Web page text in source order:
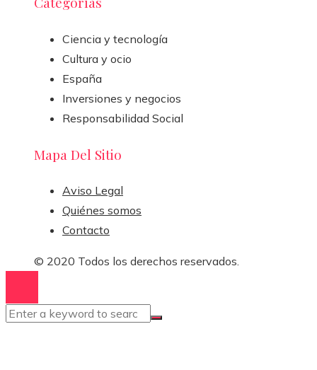
Ciencia y tecnología
Cultura y ocio
España
Inversiones y negocios
Responsabilidad Social
Mapa Del Sitio
Aviso Legal
Quiénes somos
Contacto
© 2020 Todos los derechos reservados.